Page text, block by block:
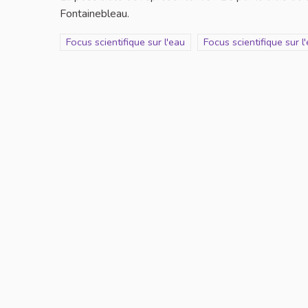
Fontainebleau.
Filtrer les résultats de la catégorie : Focus scientifique
Focus scientifique sur l'eau Filtrer les résultats
Focus scientifique sur